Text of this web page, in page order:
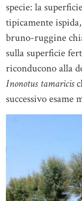
specie: la
tipicamente
bruno-ruggine
sulla superficie
riconducono alla
Inonotus tamaricis
successivo esame